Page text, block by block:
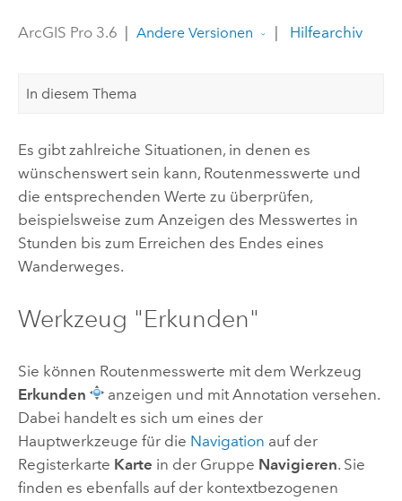
ArcGIS Pro 3.6 Andere Versionen Hilfearchiv
In diesem Thema
Es gibt zahlreiche Situationen, in denen es
wünschenswert sein kann, Routenmesswerte und
die entsprechenden Werte zu überprüfen,
beispielsweise zum Anzeigen des Messwertes in
Stunden bis zum Erreichen des Endes eines
Wanderweges.
Werkzeug "Erkunden"
Sie können Routenmesswerte mit dem Werkzeug
Erkunden
anzeigen und mit Annotation versehen.
Dabei handelt es sich um eines der
Hauptwerkzeuge für die Navigation auf der
Registerkarte Karte in der Gruppe Navigieren. Sie
finden es ebenfalls auf der kontextbezogenen